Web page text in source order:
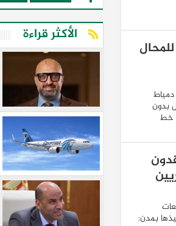
للمحال
تعمل بدون
خط
بمدن:
الأكثر قراءة